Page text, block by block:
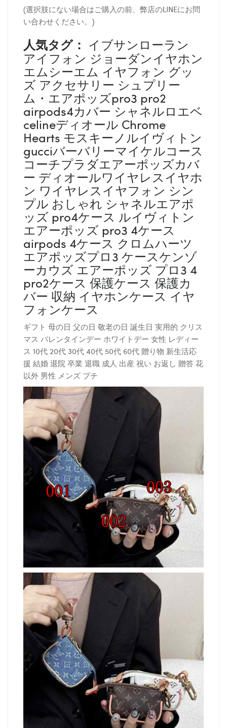
(選択肢にない場合はご購入の前、弊店のLINEにお問
い合わせください。)
人気タグ： イブサンローラン
アイフォン ジョーダンイヤホン
エムシーエム イヤフォン グッ
ズ アクセサリー シュプリー
ム・エアポッズpro3 pro2
airpods4カバー シャネルロエベ
celineディオール Chrome
Hearts モスキーノルイヴィトン
gucciバーバリーマイケルコース
コーチプラダエアーポッズカバ
ー ディオールワイヤレスイヤホ
ン ワイヤレスイヤフォン シン
プル おしゃれ シャネルエアポ
ッズ pro4ケース ルイヴィトン
エアーポッズ pro3 4ケース
airpods 4ケース クロムハーツ
エアポッズプロ3 ケースケンゾ
ーカウズ エアーポッズ プロ3 4
pro2ケース 保護ケース 保護カ
バー 収納 イヤホンケース イヤ
フォンケース
ギフト 母の日 父の日 敬老の日 誕生日 実用的 クリス
マス バレンタインデー ホワイトデー 女性 レディー
ス 10代 20代 30代 40代 50代 60代 贈り物 新生活応
援 結婚 退院 卒業 退職 成人 出産 祝い お返し 贈答 花
以外 男性 メンズ プチ